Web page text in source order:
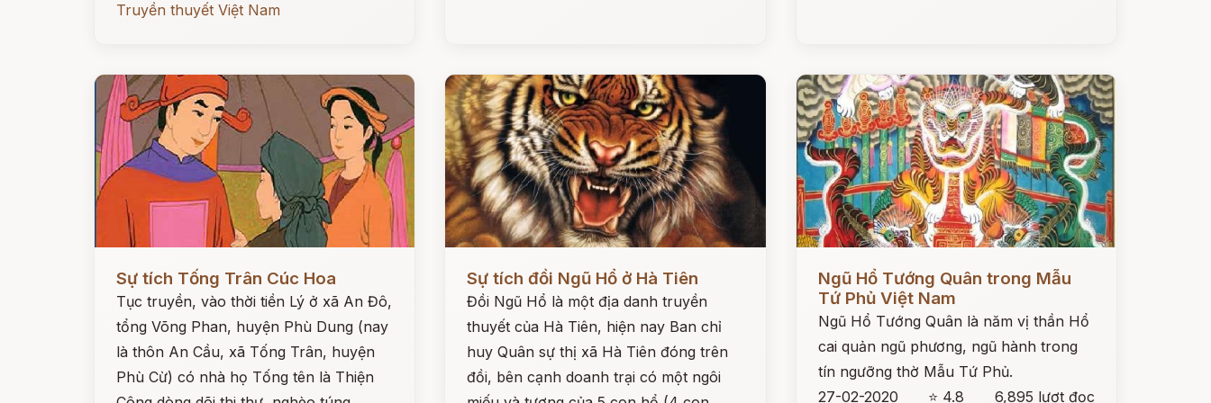
Truyền thuyết Việt Nam
Sự tích Tống Trân Cúc Hoa
Tục truyền, vào thời tiền Lý ở xã An Đô,
tổng Võng Phan, huyện Phù Dung (nay
là thôn An Cầu, xã Tống Trân, huyện
Phù Cừ) có nhà họ Tống tên là Thiện
Sự tích đồi Ngũ Hổ ở Hà Tiên
Đồi Ngũ Hổ là một địa danh truyền
thuyết của Hà Tiên, hiện nay Ban chỉ
huy Quân sự thị xã Hà Tiên đóng trên
đồi, bên cạnh doanh trại có một ngôi
Ngũ Hổ Tướng Quân trong Mẫu
Tứ Phủ Việt Nam
Ngũ Hổ Tướng Quân là năm vị thần Hổ
cai quản ngũ phương, ngũ hành trong
tín ngưỡng thờ Mẫu Tứ Phủ.
27-02-2020
⭐ 4.8 6,895 lượt đọc